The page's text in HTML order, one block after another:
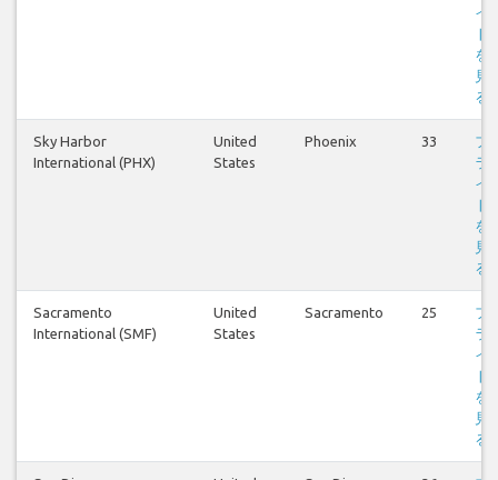
イ
ト
を
見
る
Sky Harbor
International (PHX)
United
States
Phoenix 33
フ
ラ
イ
ト
を
見
る
Sacramento
International (SMF)
United
States
Sacramento 25
フ
ラ
イ
ト
を
見
る